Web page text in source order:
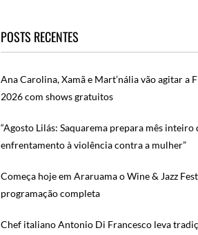
POSTS RECENTES
Ana Carolina, Xamã e Mart’nália vão agitar a
2026 com shows gratuitos
“Agosto Lilás: Saquarema prepara mês inteiro
enfrentamento à violência contra a mulher”
Começa hoje em Araruama o Wine & Jazz
programação completa
Chef italiano Antonio Di Francesco leva